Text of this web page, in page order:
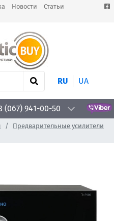
Новости
Статьи
RU UA
(067) 941-00-50
Предварительные усилители